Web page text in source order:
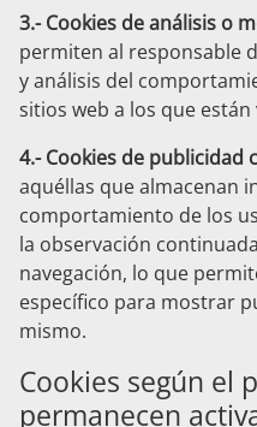
3.- Cookies de análisis o
permiten al responsable
y análisis del
sitios web a los que están
4.- Cookies de
aquéllas que almacenan
comportamiento de los
la observación
navegación, lo que
específico para mostrar
mismo.
Cookies según el
permanecen